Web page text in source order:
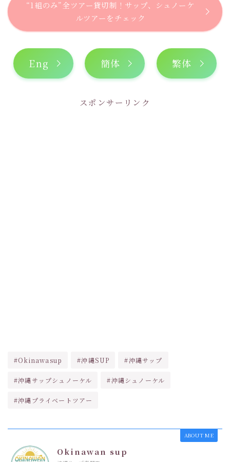
“1組のみ”全ツアー貸切制！サップ、シュノーケ
ルツアーをチェック
Eng 簡体 繁体
スポンサーリンク
#Okinawasup #沖縄SUP #沖縄サップ
#沖縄サップシュノーケル #沖縄シュノーケル
#沖縄プライベートツアー
ABOUT ME
Okinawan sup